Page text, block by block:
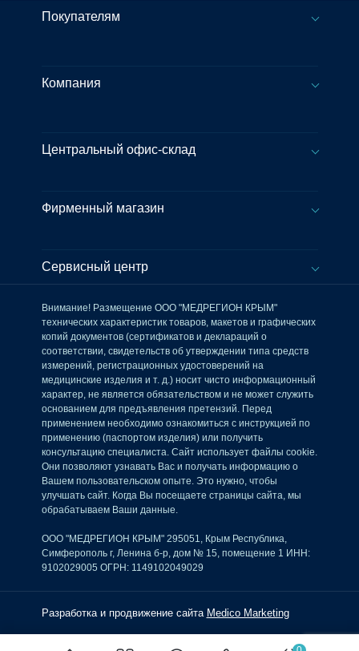
Покупателям
Компания
Центральный офис-склад
Фирменный магазин
Сервисный центр
Внимание! Размещение ООО "МЕДРЕГИОН КРЫМ"
технических характеристик товаров, макетов и графических
копий документов (сертификатов и деклараций о
соответствии, свидетельств об утверждении типа средств
измерений, регистрационных удостоверений на
медицинские изделия и т. д.) носит чисто информационный
характер, не является обязательством и не может служить
основанием для предъявления претензий. Перед
применением необходимо ознакомиться с инструкцией по
применению (паспортом изделия) или получить
консультацию специалиста. Сайт использует файлы cookie.
Они позволяют узнавать Вас и получать информацию о
Вашем пользовательском опыте. Это нужно, чтобы
улучшать сайт. Когда Вы посещаете страницы сайта, мы
обрабатываем Ваши данные.
ООО "МЕДРЕГИОН КРЫМ" 295051, Крым Республика,
Симферополь г, Ленина б-р, дом № 15, помещение 1 ИНН:
9102029005 ОГРН: 1149102049029
Разработка и продвижение сайта Medico Marketing